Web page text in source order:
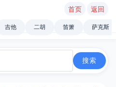
首页 返回
吉他 二胡 笛箫 萨克斯